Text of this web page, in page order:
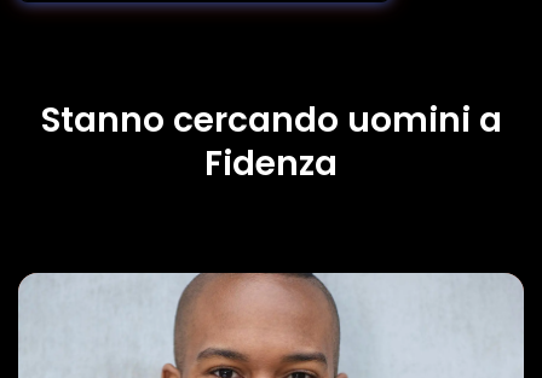
Stanno cercando uomini a
Fidenza